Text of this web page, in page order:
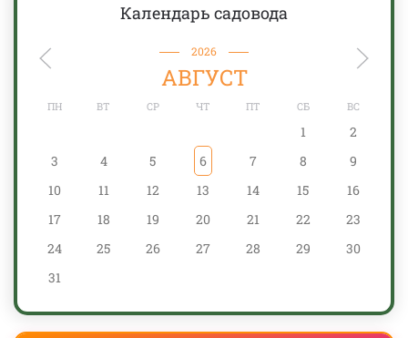
Календарь садовода
2026
АВГУСТ
ПН ВТ СР ЧТ ПТ СБ ВС
1
2
3
4 5 6 7 8
9
10
11 12 13 14 15
16
17
18 19 20 21 22
23
24
25 26 27 28 29
30
31